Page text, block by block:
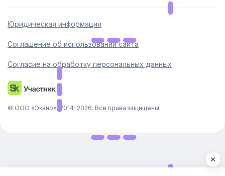
Юридическая информация
Соглашение об использовании сайта
Согласие на обработку персональных данных
© ООО «Эквио», 2014-2026. Все права защищены